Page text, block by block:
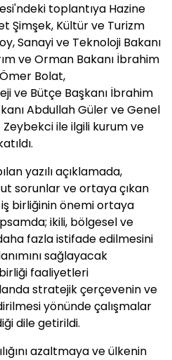
toplantıya Hazine
Şimşek, Kültür ve Turizm
Sanayi ve Teknoloji Bakanı
ve Orman Bakanı İbrahim
Bolat,
ve Bütçe Başkanı İbrahim
Abdullah Güler ve Genel
Zeybekci ile ilgili kurum ve
yazılı açıklamada,
sorunlar ve ortaya çıkan
birliğinin önemi ortaya
ikili, bölgesel ve
fazla istifade edilmesini
sağlayacak
faaliyetleri
stratejik çerçevenin ve
yönünde çalışmalar
dile getirildi.
azaltmaya ve ülkenin